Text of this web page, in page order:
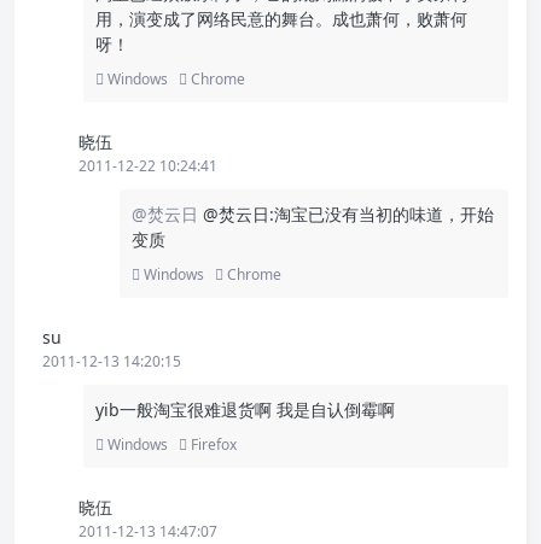
用，演变成了网络民意的舞台。成也萧何，败萧何
呀！
Windows Chrome
晓伍
2011-12-22 10:24:41
@焚云日 @焚云日:淘宝已没有当初的味道，开始
变质
Windows Chrome
su
2011-12-13 14:20:15
yib一般淘宝很难退货啊 我是自认倒霉啊
Windows Firefox
晓伍
2011-12-13 14:47:07